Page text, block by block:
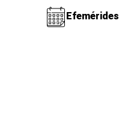
Efemérides